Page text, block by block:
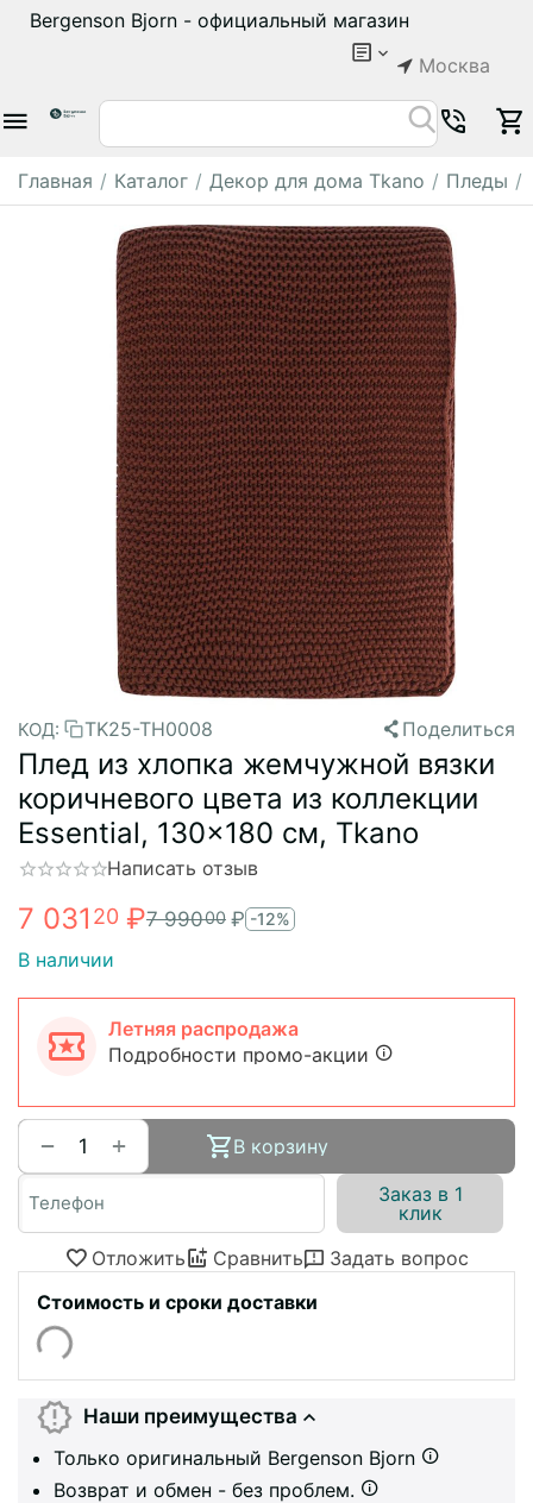
Bergenson Bjorn - официальный магазин
Москва
Главная / Каталог / Декор для дома Tkano / Пледы /
КОД: TK25-TH0008 Поделиться
Плед из хлопка жемчужной вязки
коричневого цвета из коллекции
Essential, 130x180 см, Tkano
Написать отзыв
7 031 20 ₽7 99000 ₽ -12%
В наличии
Летняя распродажа
Подробности промо-акции
+
−
В корзину
Заказ в 1
клик
Отложить
Сравнить
Задать вопрос
Стоимость и сроки доставки
Наши преимущества
Только оригинальный Bergenson Bjorn
Возврат и обмен - без проблем.